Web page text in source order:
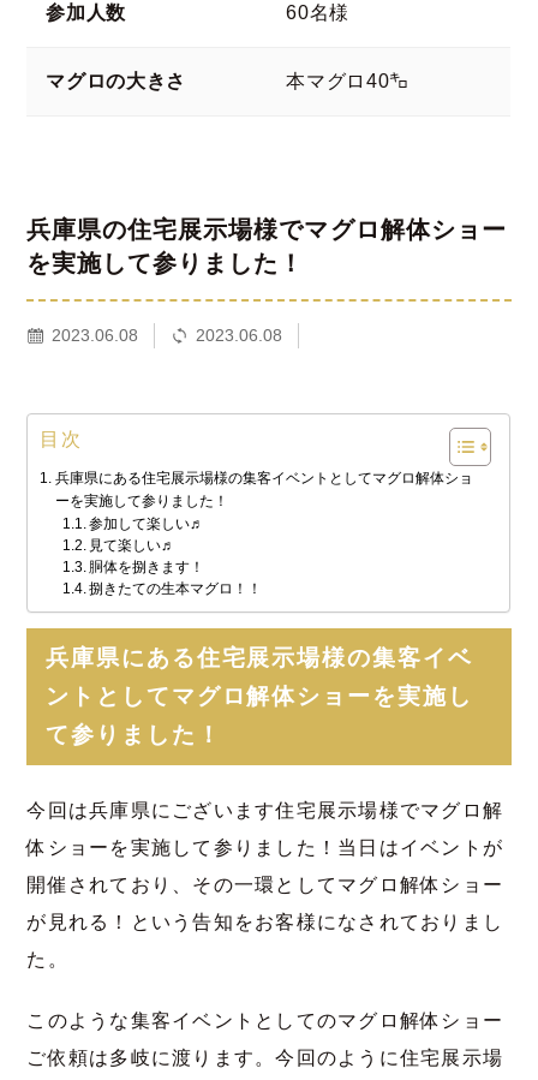
参加人数 60名様
マグロの大きさ 本マグロ40㌔
兵庫県の住宅展示場様でマグロ解体ショー
を実施して参りました！
2023.06.08 2023.06.08
目次
兵庫県にある住宅展示場様の集客イベントとしてマグロ解体ショ
ーを実施して参りました！
参加して楽しい♬
見て楽しい♬
胴体を捌きます！
捌きたての生本マグロ！！
兵庫県にある住宅展示場様の集客イベ
ントとしてマグロ解体ショーを実施し
て参りました！
今回は兵庫県にございます住宅展示場様でマグロ解
体ショーを実施して参りました！当日はイベントが
開催されており、その一環としてマグロ解体ショー
が見れる！という告知をお客様になされておりまし
た。
このような集客イベントとしてのマグロ解体ショー
ご依頼は多岐に渡ります。今回のように住宅展示場